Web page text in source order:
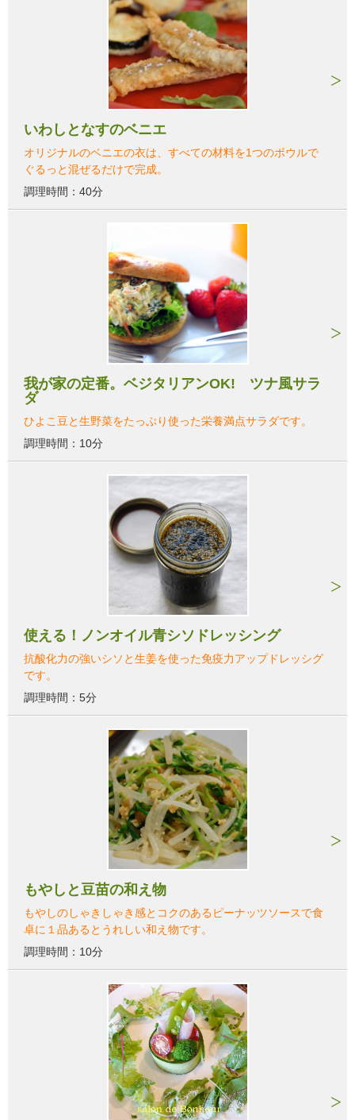
いわしとなすのベニエ
オリジナルのベニエの衣は、すべての材料を1つのボウルで
ぐるっと混ぜるだけで完成。
調理時間：40分
我が家の定番。ベジタリアンOK! ツナ風サラ
ダ
ひよこ豆と生野菜をたっぷり使った栄養満点サラダです。
調理時間：10分
使える！ノンオイル青シソドレッシング
抗酸化力の強いシソと生姜を使った免疫力アップドレッシグ
です。
調理時間：5分
もやしと豆苗の和え物
もやしのしゃきしゃき感とコクのあるピーナッツソースで食
卓に１品あるとうれしい和え物です。
調理時間：10分